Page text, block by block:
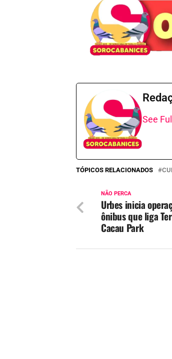
See
TÓPICOS RELACIONADOS
NÃO PERCA
Urbes inicia
ônibus que liga
Cacau Park